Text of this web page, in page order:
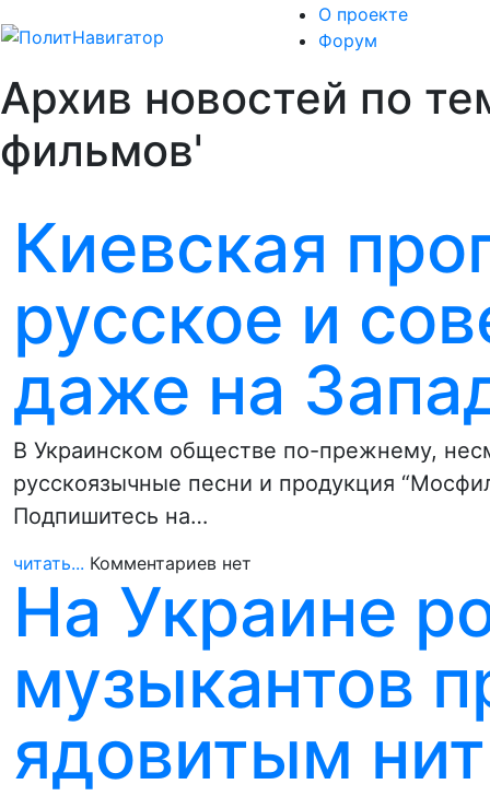
О проекте
Форум
Архив новостей по
фильмов'
Киевская
русское и
даже на
В Украинском обществе по-прежнему,
русскоязычные песни и продукция
Подпишитесь на…
читать... Комментариев нет
На Украине
музыкантов
ядовитым